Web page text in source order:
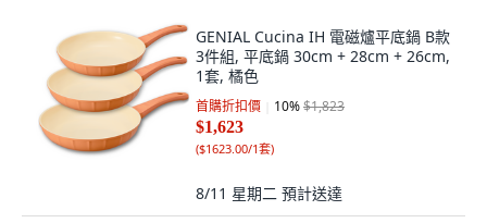
GENIAL Cucina IH 電磁爐平底鍋 B款
3件組, 平底鍋 30cm + 28cm + 26cm,
1套, 橘色
首購折扣價 10%$1,823
$1,623
($1623.00/1套)
8/11 星期二 預計送達